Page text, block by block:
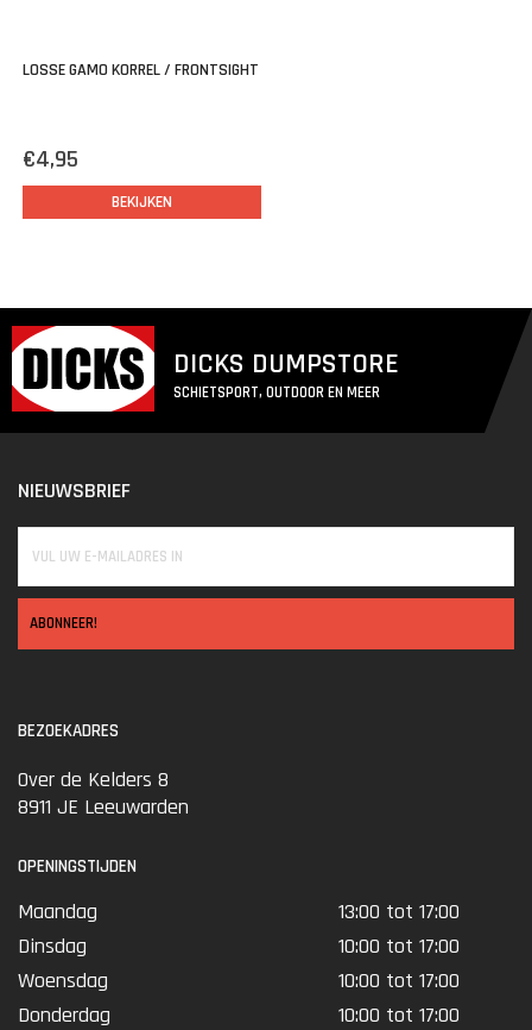
LOSSE GAMO KORREL / FRONTSIGHT
€4,95
BEKIJKEN
DICKS DUMPSTORE
SCHIETSPORT, OUTDOOR EN MEER
NIEUWSBRIEF
ABONNEER!
BEZOEKADRES
Over de Kelders 8
8911 JE Leeuwarden
OPENINGSTIJDEN
Maandag
13:00 tot 17:00
Dinsdag
10:00 tot 17:00
Woensdag
10:00 tot 17:00
Donderdag
10:00 tot 17:00